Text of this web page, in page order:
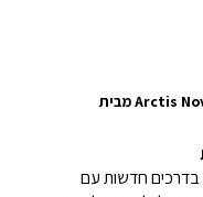
מבית
חדשות עם